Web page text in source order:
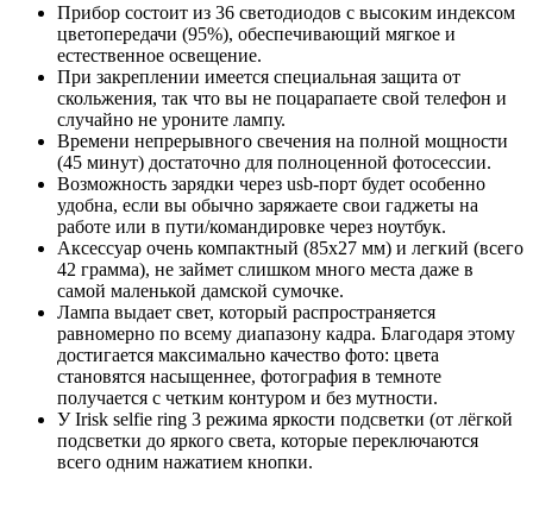
Прибор состоит из 36 светодиодов с высоким индексом
цветопередачи (95%), обеспечивающий мягкое и
естественное освещение.
При закреплении имеется специальная защита от
скольжения, так что вы не поцарапаете свой телефон и
случайно не уроните лампу.
Времени непрерывного свечения на полной мощности
(45 минут) достаточно для полноценной фотосессии.
Возможность зарядки через usb-порт будет особенно
удобна, если вы обычно заряжаете свои гаджеты на
работе или в пути/командировке через ноутбук.
Аксессуар очень компактный (85х27 мм) и легкий (всего
42 грамма), не займет слишком много места даже в
самой маленькой дамской сумочке.
Лампа выдает свет, который распространяется
равномерно по всему диапазону кадра. Благодаря этому
достигается максимально качество фото: цвета
становятся насыщеннее, фотография в темноте
получается с четким контуром и без мутности.
У Irisk selfie ring 3 режима яркости подсветки (от лёгкой
подсветки до яркого света, которые переключаются
всего одним нажатием кнопки.